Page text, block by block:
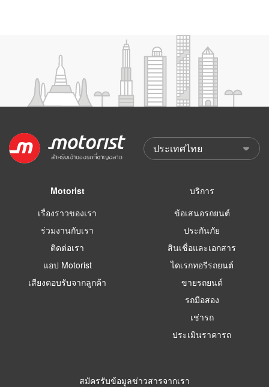
Motorist
เรื่องราวของเรา
ร่วมงานกับเรา
ติดต่อเรา
แอป Motorist
เสียงตอบรับจากลูกค้า
บริการ
ข้อเสนอรถยนต์
ประกันภัย
สินเชื่อและเอกสาร
ไดเรกทอรีรถยนต์
ขายรถยนต์
รถมือสอง
เช่ารถ
ประเมินราคารถ
สมัครรับข้อมูลข่าวสารจากเรา